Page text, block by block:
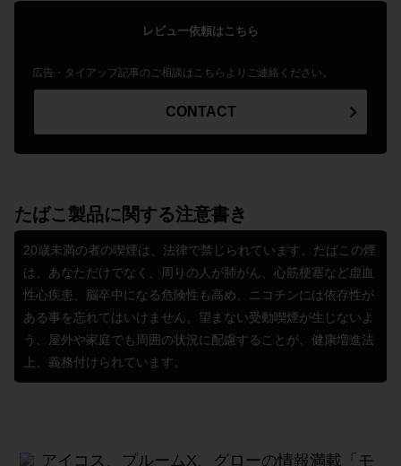
レビュー依頼はこちら
広告・タイアップ記事のご相談はこちらよりご連絡ください。
CONTACT
たばこ製品に関する注意書き
20歳未満の者の喫煙は、法律で禁じられています。たばこの煙
は、あなただけでなく、周りの人が肺がん、心筋梗塞など虚血
性心疾患、脳卒中になる危険性も高め、ニコチンには依存性が
ある事を忘れてはいけません。望まない受動喫煙が生じないよ
う、屋外や家庭でも周囲の状況に配慮することが、健康増進法
上、義務付けられています。